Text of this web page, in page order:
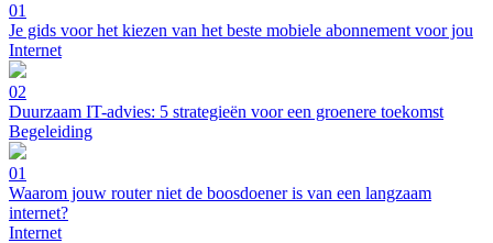
01
Je gids voor het kiezen van het beste mobiele abonnement voor jou
Internet
02
Duurzaam IT-advies: 5 strategieën voor een groenere toekomst
Begeleiding
01
Waarom jouw router niet de boosdoener is van een langzaam
internet?
Internet